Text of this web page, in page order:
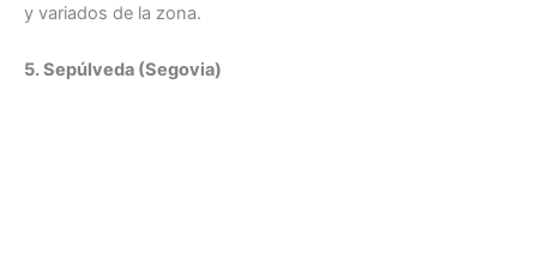
y variados de la zona.
5. Sepúlveda (Segovia)